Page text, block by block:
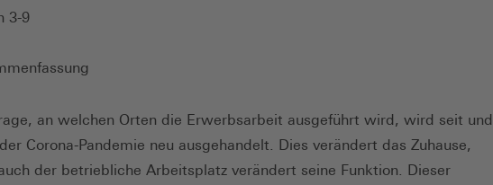
3-9
an welchen Orten die Erwerbsarbeit ausgeführt wird, wird seit und
Corona-Pandemie neu ausgehandelt. Dies verändert das Zuhause,
der betriebliche Arbeitsplatz verändert seine Funktion. Dieser